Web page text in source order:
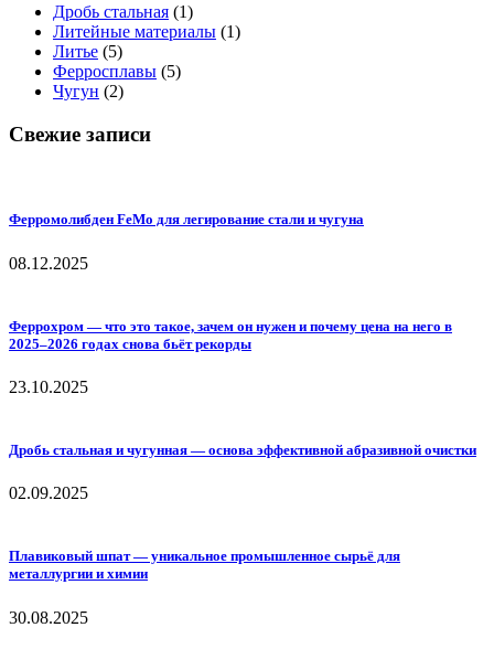
Дробь стальная (1)
Литейные материалы (1)
Литье (5)
Ферросплавы (5)
Чугун (2)
Свежие записи
Ферромолибден FeMo для легирование стали и чугуна
08.12.2025
Феррохром — что это такое, зачем он нужен и почему цена на него в
2025–2026 годах снова бьёт рекорды
23.10.2025
Дробь стальная и чугунная — основа эффективной абразивной очистки
02.09.2025
Плавиковый шпат — уникальное промышленное сырьё для
металлургии и химии
30.08.2025